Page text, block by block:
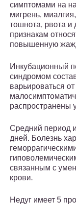
симптомами на
мигрень,
тошнота, рвота и
признакам
повышенную
Инкубационный
синдромом
варьироваться
распространены
Средний период
дней. Болезнь
связанным с
крови.
Недуг имеет 5